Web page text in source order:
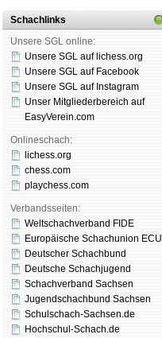
Schachlinks
Unsere SGL online:
Unsere SGL auf li­chess.org
Unsere SGL auf Face­book
Unsere SGL auf Insta­gram
Unser Mitgliederbereich auf
EasyVerein.com
Onlineschach:
lichess.org
chess.com
playchess.com
Verbandsseiten:
Weltschachverband FIDE
Europäische Schachunion ECU
Deutscher Schachbund
Deutsche Schachjugend
Schachverband Sachsen
Jugendschachbund Sachsen
Schulschach-Sachsen.de
Hochschul-Schach.de